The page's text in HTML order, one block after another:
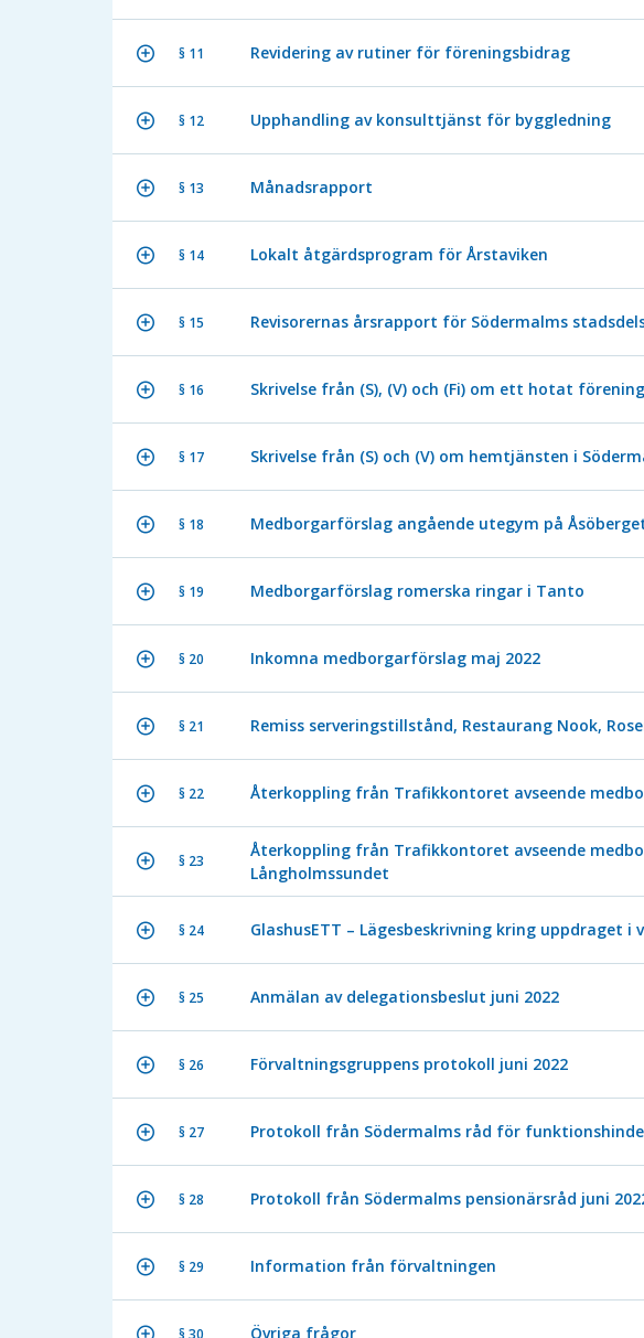
§ 11 Revidering av rutiner för föreningsbidrag
§ 12 Upphandling av konsulttjänst för byggledning
§ 13 Månadsrapport
§ 14 Lokalt åtgärdsprogram för Årstaviken
§ 15 Revisorernas årsrapport för Södermalms
§ 16 Skrivelse från (S), (V) och (Fi) om ett hotat
§ 17 Skrivelse från (S) och (V) om hemtjänsten i
§ 18 Medborgarförslag angående utegym på
§ 19 Medborgarförslag romerska ringar i Tanto
§ 20 Inkomna medborgarförslag maj 2022
§ 21 Remiss serveringstillstånd, Restaurang Nook,
§ 22 Återkoppling från Trafikkontoret avseende
§ 23
Återkoppling från Trafikkontoret avseende
Långholmssundet
§ 24 GlashusETT – Lägesbeskrivning kring uppdraget i
§ 25 Anmälan av delegationsbeslut juni 2022
§ 26 Förvaltningsgruppens protokoll juni 2022
§ 27 Protokoll från Södermalms råd för
§ 28 Protokoll från Södermalms pensionärsråd juni
§ 29 Information från förvaltningen
§ 30 Övriga frågor